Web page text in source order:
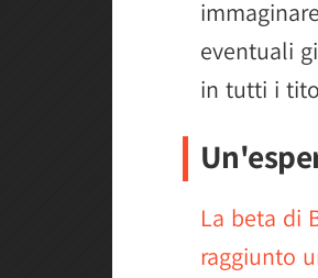
eventuali
in tutti i
La beta di
raggiunto